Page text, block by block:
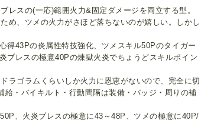
レスの(一応)範囲火力&固定ダメージを両立する型。
め、ツメの火力がさほど落ちないのが嬉しい。しかし
得43Pの炎属性特技強化、ツメスキル50Pのタイガー
ブレスの極意40Pの煉獄火炎でちょうどスキルポイン
ラゴラムくらいしか火力に恩恵がないので、完全に切
・バイキルト・行動間隔は装備・バッジ・周りの補
、火炎ブレスの極意に43～48P、ツメの極意に40P/